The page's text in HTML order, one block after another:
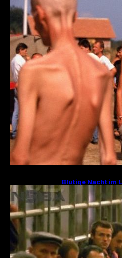
Blutige Nacht im
Jahrestag des
Hinrichtungen!